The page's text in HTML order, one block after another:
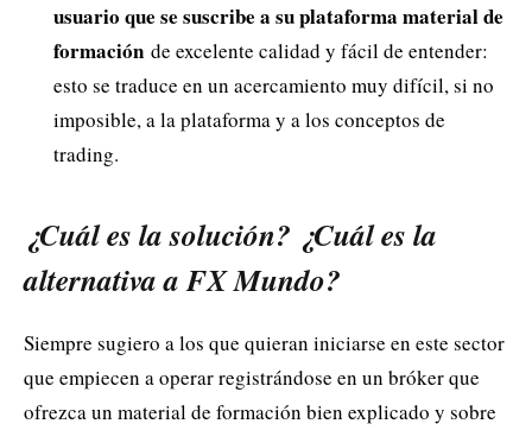
usuario que se suscribe a su plataforma material de
formación de excelente calidad y fácil de entender:
esto se traduce en un acercamiento muy difícil, si no
imposible, a la plataforma y a los conceptos de
trading.
¿Cuál es la solución? ¿Cuál es la
alternativa a FX Mundo?
Siempre sugiero a los que quieran iniciarse en este sector
que empiecen a operar registrándose en un bróker que
ofrezca un material de formación bien explicado y sobre